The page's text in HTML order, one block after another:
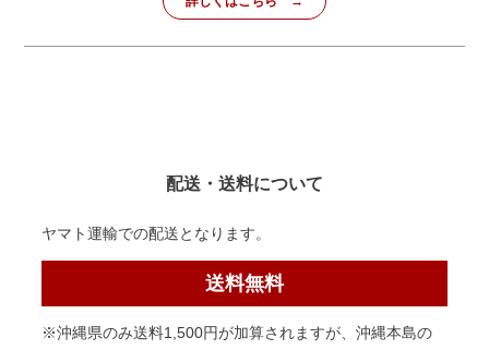
配送・送料について
ヤマト運輸での配送となります。
送料無料
※沖縄県のみ送料1,500円が加算されますが、沖縄本島の